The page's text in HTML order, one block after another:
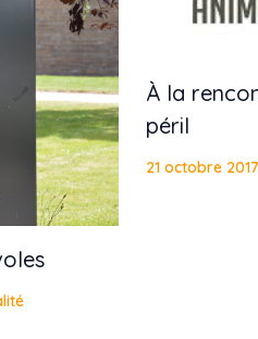
À la
péril
21 octobre 2017